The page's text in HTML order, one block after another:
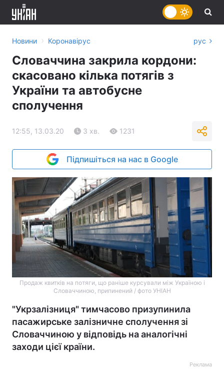
Новини › Коронавірус рус
Словаччина закрила кордони:
скасовано кілька потягів з
України та автобусне
сполучення
12:55, 13.03.20 3 хв. 1231
Підпишіться на нас в Google
Продаж квитків на потяги, що раніше курсували між Україною і
Словаччиною, припинений / фото УНІАН
"Укрзалізниця" тимчасово призупинила
пасажирське залізничне сполучення зі
Словаччиною у відповідь на аналогічні
заходи цієї країни.
Реклама